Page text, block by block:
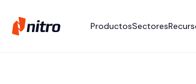
ProductosSectores